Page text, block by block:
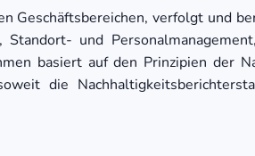
Geschäftsbereichen, verfolgt und
und
basiert auf den Prinzipien der
die